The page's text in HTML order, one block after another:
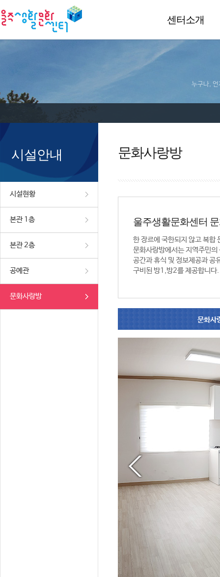
센터소개
누구나, 언
시설안내
시설현황
본관 1층
본관 2층
공예관
문화사랑방
문화사랑방
울주생활문화센터
한 장르에 국한되지 않고 복합
문화사랑방에서는 지역주민
공간과 휴식 및 정보제공과 공
구비된 방1,방2를 제공합니다.
문화사